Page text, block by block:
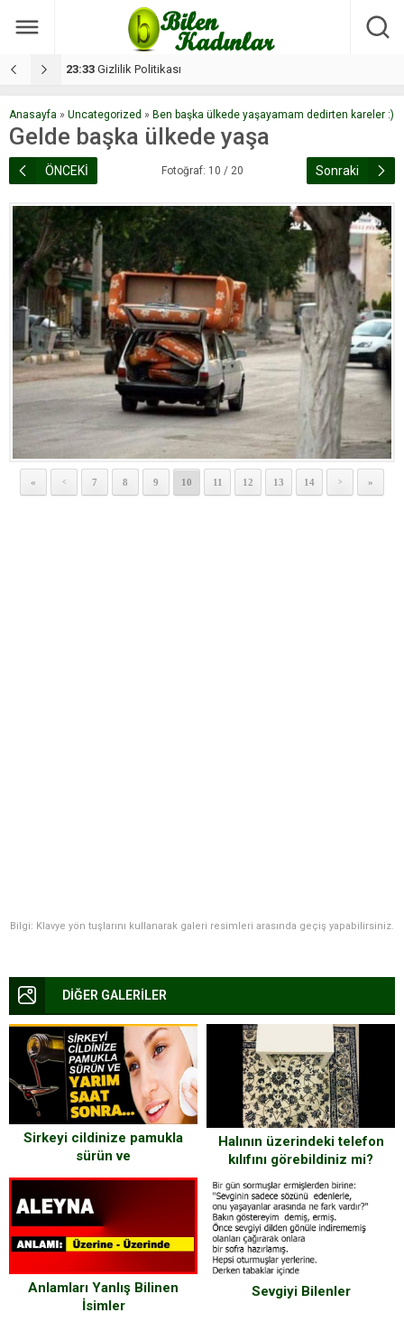
17:08 Dilan, düğününe 5 gün kala hayatını kaybetti
Anasayfa » Uncategorized » Ben başka ülkede yaşayamam dedirten kareler :)
Gelde başka ülkede yaşa
ÖNCEKİ Fotoğraf: 10 / 20 Sonraki
« < 7 8 9 10 11 12 13 14 > »
Bilgi: Klavye yön tuşlarını kullanarak galeri resimleri arasında geçiş yapabilirsiniz.
DİĞER GALERİLER
Sirkeyi cildinize pamukla
sürün ve
Halının üzerindeki telefon
kılıfını görebildiniz mi?
Anlamları Yanlış Bilinen
İsimler
Sevgiyi Bilenler